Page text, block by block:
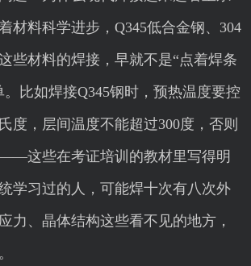
材料科学进步，Q345低合金钢、304
些材料的焊接，早就不是“点着焊条
比如焊接Q345钢时，预热温度要控
度，层间温度不能超过300度，否则
这些在考证培训的教材里写得明
学习过的人，可能焊十次有八次外
力、晶体结构这些看不见的地方，